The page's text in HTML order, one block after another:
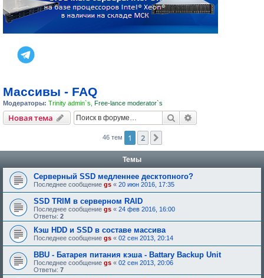
Массивы - FAQ
Модераторы: Trinity admin`s Free-lance moderator`s
Новая тема Поиск
46 тем 1 2
Темы
Серверный SSD медленнее десктопного?
Последнее сообщение gs « 20 июн 2016, 17:35
SSD TRIM в серверном RAID
Последнее сообщение gs « 24 фев 2016, 16:00
Ответы: 2
Кэш HDD и SSD в составе массива
Последнее сообщение gs « 02 сен 2013, 20:14
BBU - Батарея питания кэша - Battary Backup Unit
Последнее сообщение gs « 02 сен 2013, 20:06
Ответы: 7